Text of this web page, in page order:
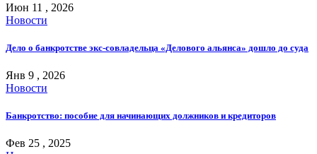
Июн 11 , 2026
Новости
Дело о банкротстве экс-совладельца «Делового альянса» дошло до суда
Янв 9 , 2026
Новости
Банкротство: пособие для начинающих должников и кредиторов
Фев 25 , 2025